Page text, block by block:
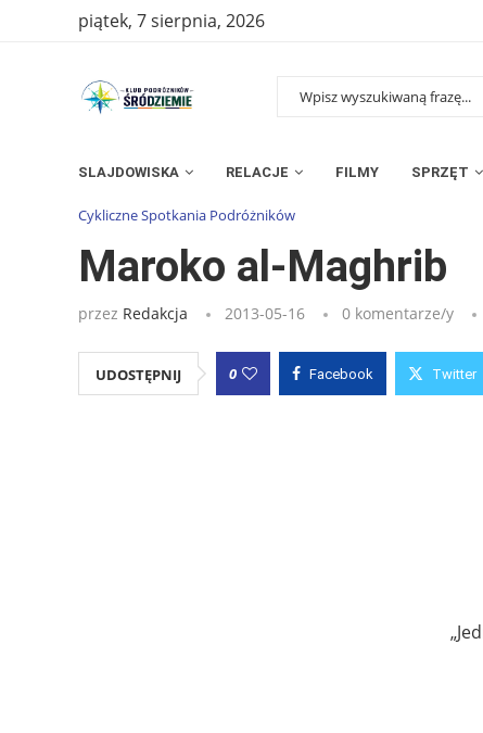
piątek, 7 sierpnia, 2026
SLAJDOWISKA RELACJE FILMY SPRZĘT
Strona główna» Wpisy »Maroko al-Maghrib
Cykliczne Spotkania Podróżników
Maroko al-Maghrib
przez Redakcja 2013-05-16 0 komentarze/y
UDOSTĘPNIJ 0 Facebook Twitter